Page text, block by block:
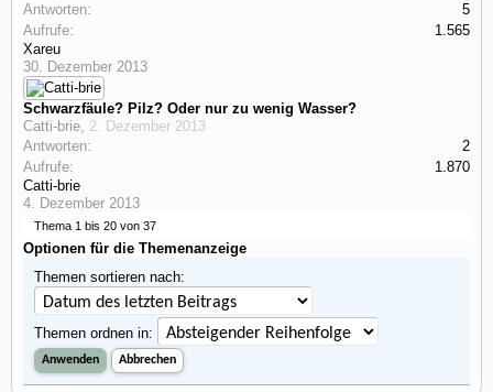
Antworten:
5
Aufrufe:
1.565
Xareu
30. Dezember 2013
Schwarzfäule? Pilz? Oder nur zu wenig Wasser?
Catti-brie, 2. Dezember 2013
Antworten:
2
Aufrufe:
1.870
Catti-brie
4. Dezember 2013
Thema 1 bis 20 von 37
Optionen für die Themenanzeige
Themen sortieren nach:
Themen ordnen in: